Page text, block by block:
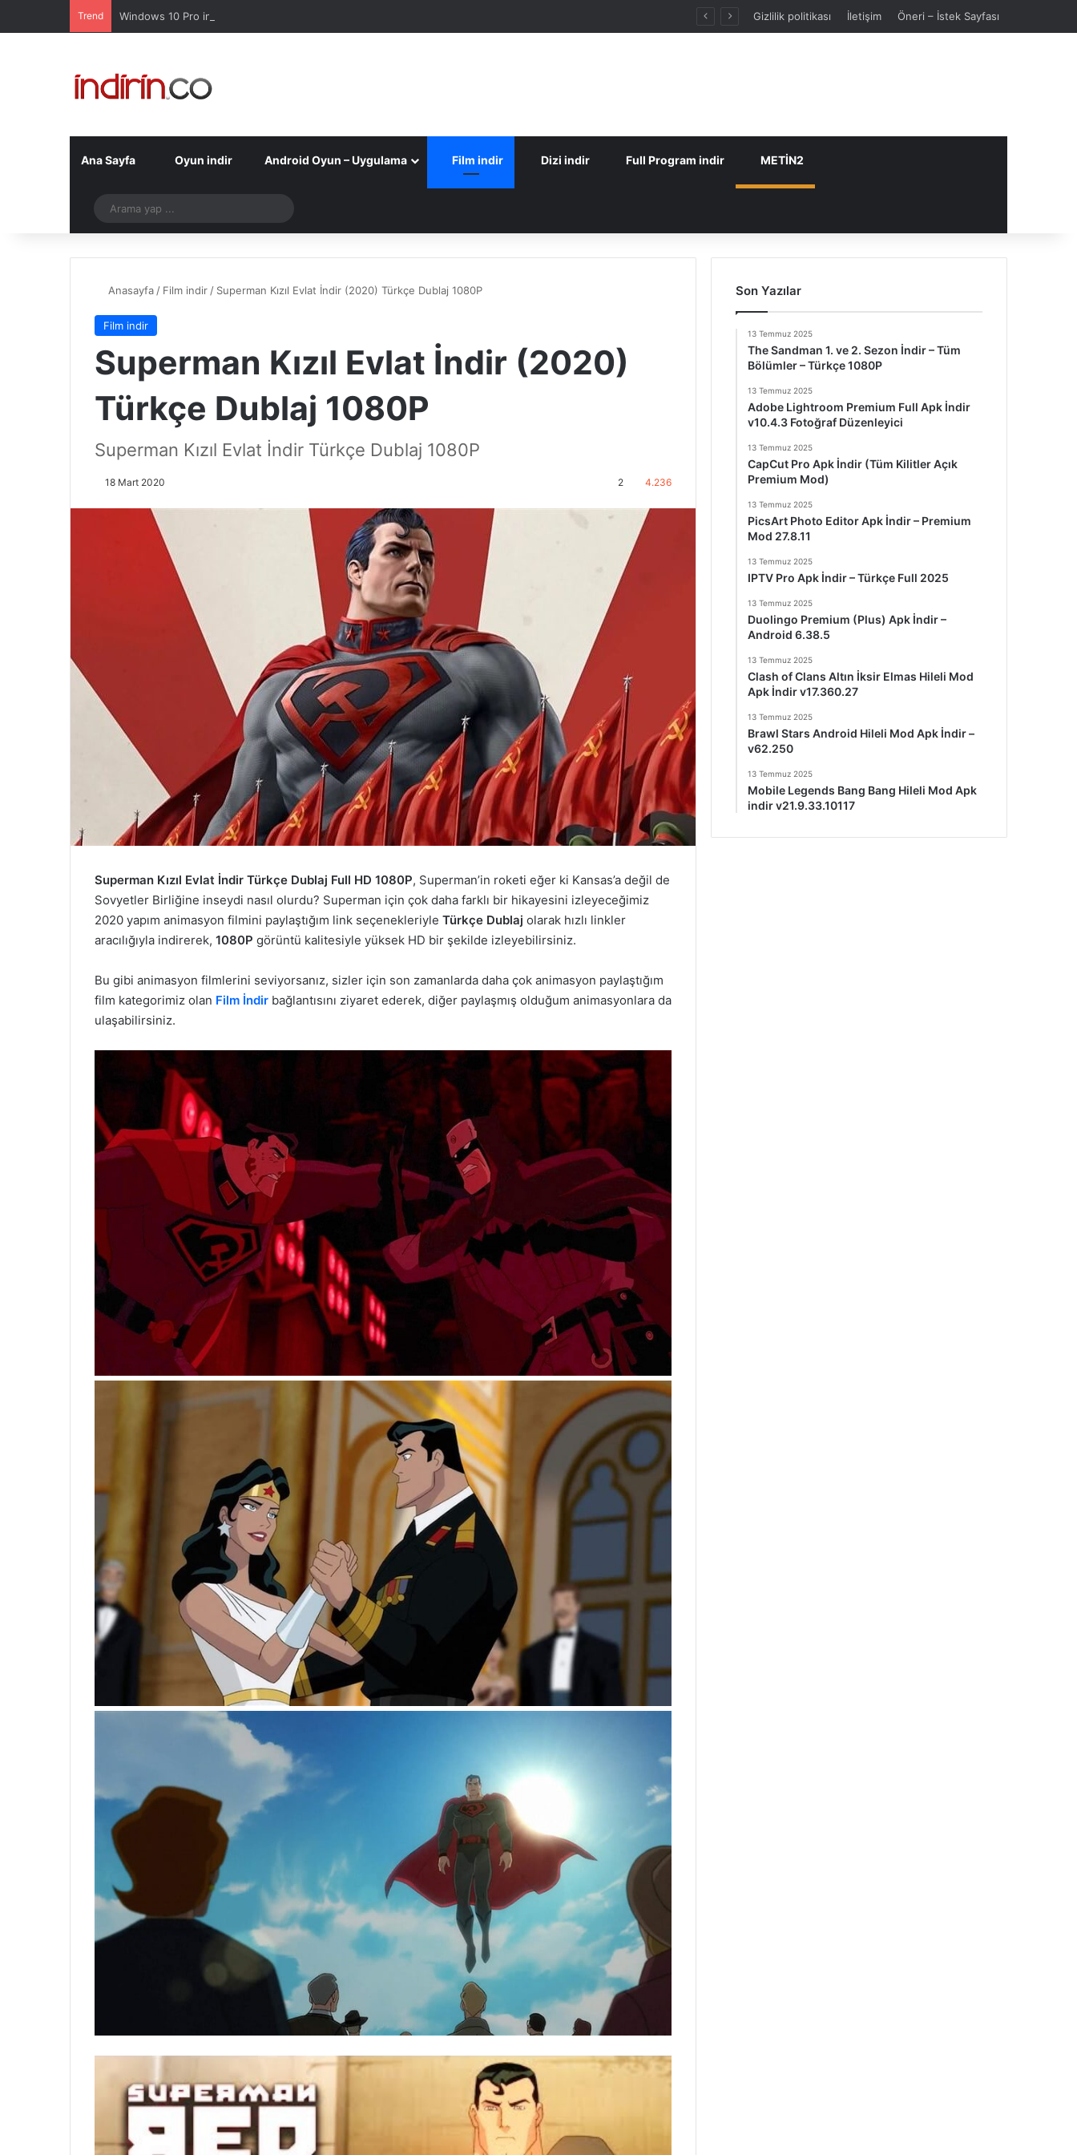
Trend Windows 10 Pro indir – Türkçe – Güncel 2025 Gizlilik politikası İletişim Öneri – İstek Sayfası
Ana Sayfa Oyun indir Android Oyun – Uygulama Film indir Dizi indir Full Program indir METİN2
Telegram
yap
Anasayfa / Film indir / Superman Kızıl Evlat İndir (2020) Türkçe Dublaj 1080P
Film indir
Superman Kızıl Evlat İndir (2020)
Türkçe Dublaj 1080P
Superman Kızıl Evlat İndir Türkçe Dublaj 1080P
18 Mart 2020 2 4.236
Superman Kızıl Evlat İndir Türkçe Dublaj Full HD 1080P, Superman’in roketi eğer ki Kansas’a değil de
Sovyetler Birliğine inseydi nasıl olurdu? Superman için çok daha farklı bir hikayesini izleyeceğimiz
2020 yapım animasyon filmini paylaştığım link seçenekleriyle Türkçe Dublaj olarak hızlı linkler
aracılığıyla indirerek, 1080P görüntü kalitesiyle yüksek HD bir şekilde izleyebilirsiniz.
Bu gibi animasyon filmlerini seviyorsanız, sizler için son zamanlarda daha çok animasyon paylaştığım
film kategorimiz olan Film İndir bağlantısını ziyaret ederek, diğer paylaşmış olduğum animasyonlara da
ulaşabilirsiniz.
Son Yazılar
13 Temmuz 2025
The Sandman 1. ve 2. Sezon İndir – Tüm
Bölümler – Türkçe 1080P
13 Temmuz 2025
Adobe Lightroom Premium Full Apk İndir
v10.4.3 Fotoğraf Düzenleyici
13 Temmuz 2025
CapCut Pro Apk İndir (Tüm Kilitler Açık
Premium Mod)
13 Temmuz 2025
PicsArt Photo Editor Apk İndir – Premium
Mod 27.8.11
13 Temmuz 2025
IPTV Pro Apk İndir – Türkçe Full 2025
13 Temmuz 2025
Duolingo Premium (Plus) Apk İndir –
Android 6.38.5
13 Temmuz 2025
Clash of Clans Altın İksir Elmas Hileli Mod
Apk İndir v17.360.27
13 Temmuz 2025
Brawl Stars Android Hileli Mod Apk İndir –
v62.250
13 Temmuz 2025
Mobile Legends Bang Bang Hileli Mod Apk
indir v21.9.33.10117